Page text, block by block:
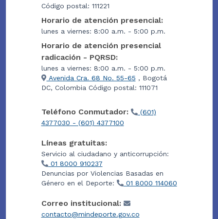
Código postal: 111221
Horario de atención presencial:
lunes a viernes: 8:00 a.m. - 5:00 p.m.
Horario de atención presencial
radicación - PQRSD:
lunes a viernes: 8:00 a.m. - 5:00 p.m.
Avenida Cra. 68 No. 55-65 , Bogotá
DC, Colombia Código postal: 111071
Teléfono Conmutador:
(601)
4377030 - (601) 4377100
Líneas gratuitas:
Servicio al ciudadano y anticorrupción:
01 8000 910237
Denuncias por Violencias Basadas en
Género en el Deporte:
01 8000 114060
Correo institucional:
contacto@mindeporte.gov.co